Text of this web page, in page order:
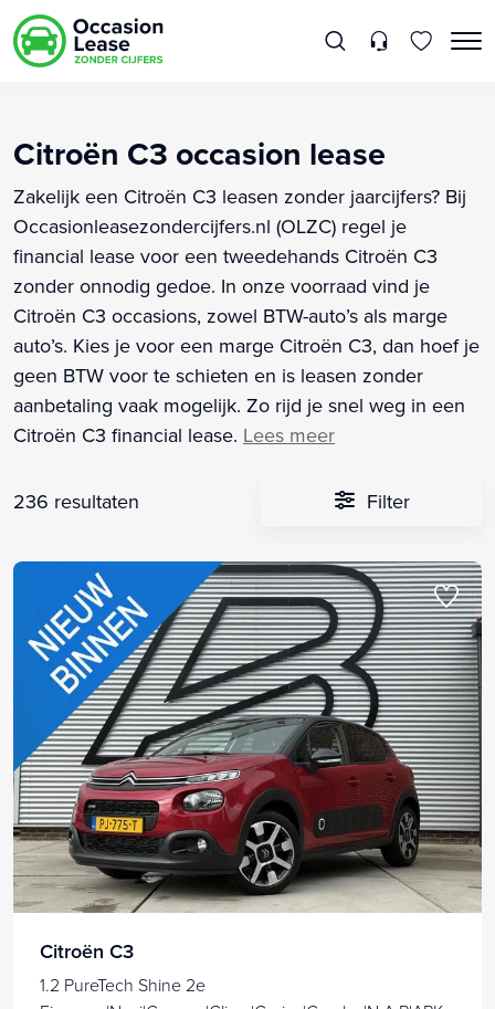
Citroën C3 occasion lease
Zakelijk een Citroën C3 leasen zonder jaarcijfers? Bij
Occasionleasezondercijfers.nl (OLZC) regel je
financial lease voor een tweedehands Citroën C3
zonder onnodig gedoe. In onze voorraad vind je
Citroën C3 occasions, zowel BTW-auto’s als marge
auto’s. Kies je voor een marge Citroën C3, dan hoef je
geen BTW voor te schieten en is leasen zonder
aanbetaling vaak mogelijk. Zo rijd je snel weg in een
Citroën C3 financial lease. Lees meer
236 resultaten Filter
Citroën C3
1.2 PureTech Shine 2e